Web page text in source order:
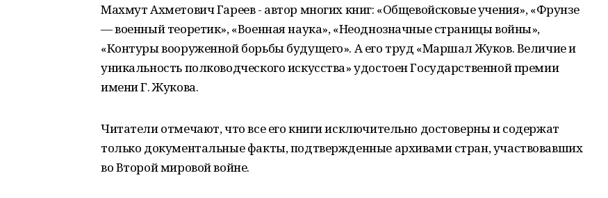
Махмут Ахметович Гареев - автор многих книг: «Общевойсковые учения», «Фрунзе
— военный теоретик», «Военная наука», «Неоднозначные страницы войны»,
«Контуры вооруженной борьбы будущего». А его труд «Маршал Жуков. Величие и
уникальность полководческого искусства» удостоен Государственной премии
имени Г. Жукова.
Читатели отмечают, что все его книги исключительно достоверны и содержат
только документальные факты, подтвержденные архивами стран, участвовавших
во Второй мировой войне.